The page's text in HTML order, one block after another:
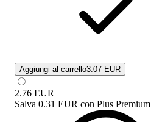
Aggiungi al carrello3.07 EUR
2.76 EUR
Salva 0.31 EUR con Plus Premium